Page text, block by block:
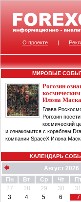
МИРОВЫЕ
Рогозин
Илона Маска
Глава
Рогозин
космический
и ознакомится с кораблем
компании SpaceX Илона
КАЛЕНДАРЬ
Август 2026
Пн
Вт Ср Чт
27
28 29 30 31
3
4 5 6 7
О проекте |